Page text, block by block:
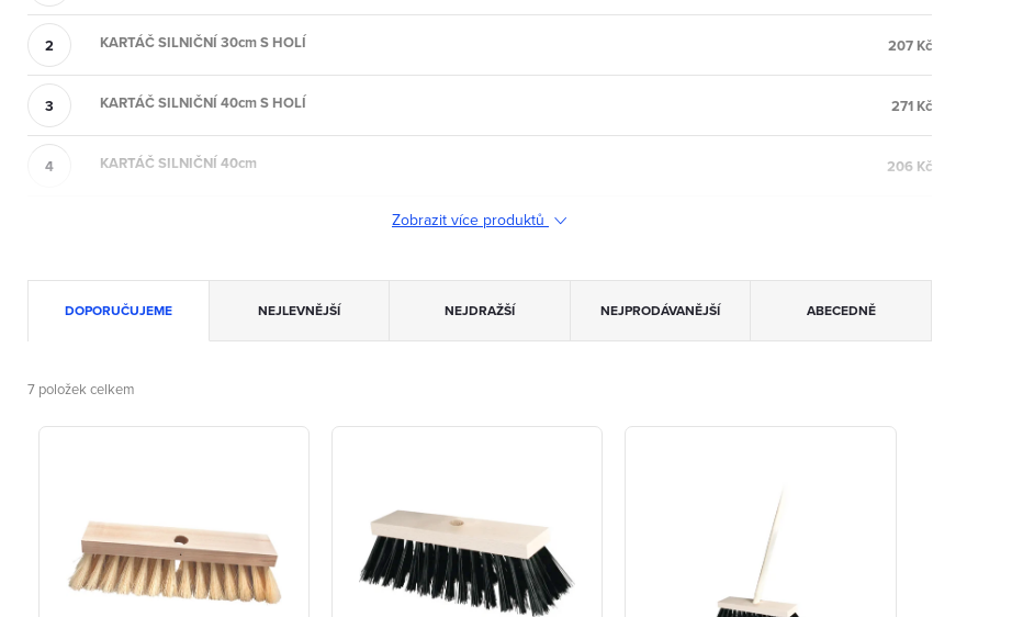
KARTÁČ SILNIČNÍ 30cm S HOLÍ 207 Kč
KARTÁČ SILNIČNÍ 40cm S HOLÍ 271 Kč
KARTÁČ SILNIČNÍ 40cm 206 Kč
Zobrazit více produktů
a
z
DOPORUČUJEME NEJLEVNĚJŠÍ NEJDRAŽŠÍ NEJPRODÁVANĚJŠÍ ABECEDNĚ
7 položek celkem
V